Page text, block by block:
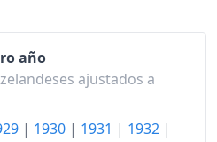
328.75
año
ajustados a
| 1930 | 1931 | 1932 |